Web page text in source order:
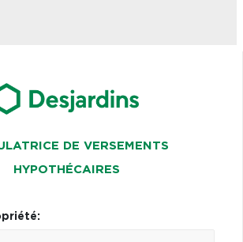
DE VERSEMENTS
HYPOTHÉCAIRES